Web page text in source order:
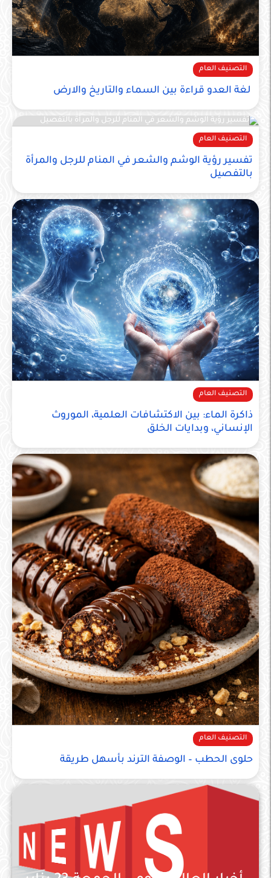
التصنيف العام
لغة العدو قراءة بين السماء والتاريخ والارض
التصنيف العام
تفسير رؤية الوشم والشعر في المنام للرجل والمرأة
بالتفصيل
التصنيف العام
ذاكرة الماء: بين الاكتشافات العلمية، الموروث
الإنساني، وبدايات الخلق
التصنيف العام
حلوى الحطب – الوصفة الترند بأسهل طريقة